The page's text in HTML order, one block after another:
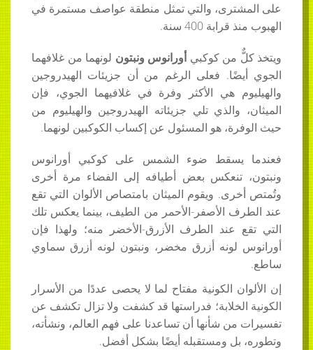
على المشترى، والتي تمثل منطقة عواصف مستمرة في
الهبوب منذ قرابة 400 سنة.
ويتخذ كلٌّ من كوكبي أورانوس ونبتون لونهما من غلافهما
الجوي أيضًا. فعلى الرغم من أن جزيئات الهيدروجين
والهيليوم هي الأكثر وفرة في غلافيهما الجوي، فإن
الميثان، والذي تلي جزيئاته الهيدروجين والهيليوم من
حيث الوفرة، هو المسئول عن إكساب الكوكبين لونهما.
فعندما يسقط ضوء الشمس على كوكبي أورانوس
ونبتون، تنعكس بعض أطيافه إلى الفضاء مرة أخرى
وتُمتص أخرى. ويقوم الميثان بامتصاص الألوان التي تقع
عند الطرف الأصفر-الأحمر من الطيف، بينما يعكس تلك
التي تقع عند الطرف الأزرق-الأخضر منه؛ ولهذا فإن
أورانوس لونه أزرق مخضر، ونبتون لونه أزرق سماوي
ساطع.
إن الألوان الكونية مفتاح لما لا يحصى عددًا من الأسرار
الكونية الخلابة؛ فدراستها قد كشفت ولا تزال تكشف عن
تفسيرات من شأنها أن تساعدنا على فهم العالم، ونشأته،
وتطوره، بل ومستقبله أيضًا بشكل أفضل.